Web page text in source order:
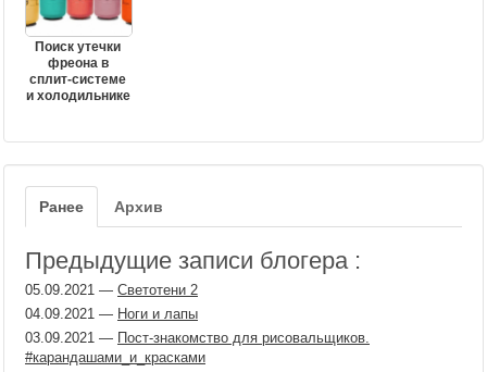
Поиск утечки
фреона в
сплит-системе
и холодильнике
Ранее Архив
Предыдущие записи блогера :
05.09.2021 — Светотени 2
04.09.2021 — Ноги и лапы
03.09.2021 — Пост-знакомство для рисовальщиков.
#карандашами_и_красками